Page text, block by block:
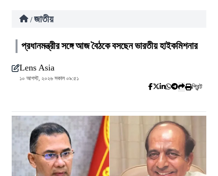
/ জাতীয়
প্রধানমন্ত্রীর সঙ্গে আজ বৈঠকে বসছেন ভারতীয় হাইকমিশনার
Lens Asia
১০ আগস্ট, ২০২৬ সকাল ০৯:৫১
প্রিন্ট